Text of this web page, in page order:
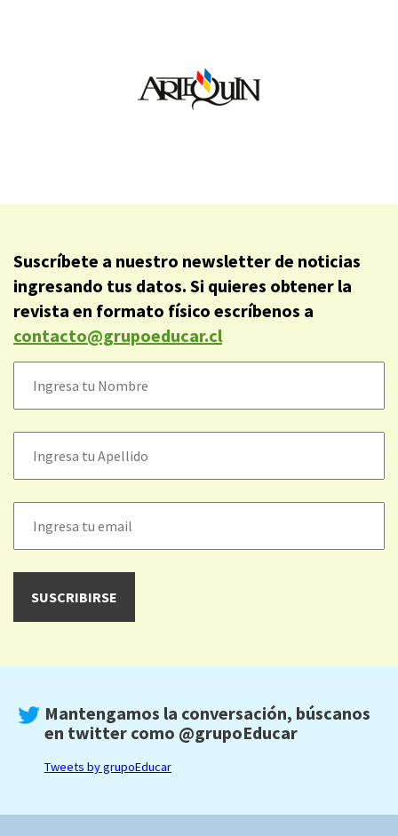
Suscríbete a nuestro newsletter de noticias
ingresando tus datos. Si quieres obtener la
revista en formato físico escríbenos a
contacto@grupoeducar.cl
Mantengamos la conversación, búscanos
en twitter como @grupoEducar
Tweets by grupoEducar